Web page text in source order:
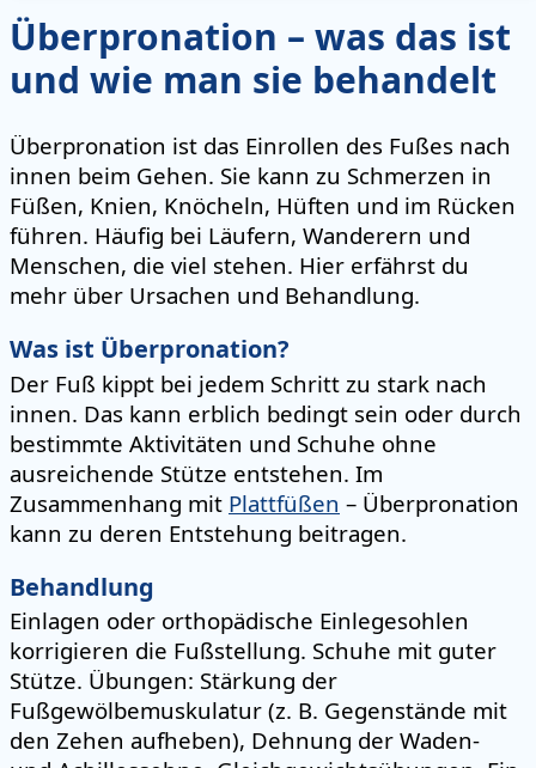
Überpronation – was das ist
und wie man sie behandelt
Überpronation ist das Einrollen des Fußes nach
innen beim Gehen. Sie kann zu Schmerzen in
Füßen, Knien, Knöcheln, Hüften und im Rücken
führen. Häufig bei Läufern, Wanderern und
Menschen, die viel stehen. Hier erfährst du
mehr über Ursachen und Behandlung.
Was ist Überpronation?
Der Fuß kippt bei jedem Schritt zu stark nach
innen. Das kann erblich bedingt sein oder durch
bestimmte Aktivitäten und Schuhe ohne
ausreichende Stütze entstehen. Im
Zusammenhang mit Plattfüßen – Überpronation
kann zu deren Entstehung beitragen.
Behandlung
Einlagen oder orthopädische Einlegesohlen
korrigieren die Fußstellung. Schuhe mit guter
Stütze. Übungen: Stärkung der
Fußgewölbemuskulatur (z. B. Gegenstände mit
den Zehen aufheben), Dehnung der Waden-